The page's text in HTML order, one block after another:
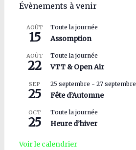
Évènements à venir
AOÛT
15
Toute la journée
Assomption
AOÛT
22
Toute la journée
VTT & Open Air
SEP
25
25 septembre - 27 septembre
Fête d’Automne
OCT
25
Toute la journée
Heure d’hiver
Voir le calendrier